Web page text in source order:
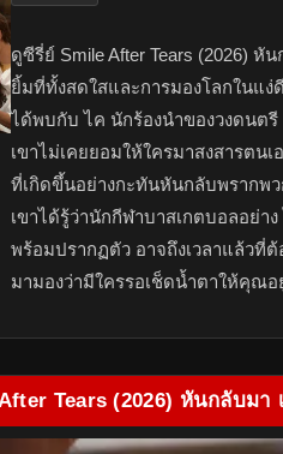
ดูซีรี่ย์ Smile After Tears (2026)
ยิ้มที่ทั้งสดใสและการมองโลกในแง่
ได้พบกับ ไค นักร้องนำของวงดนต
เขาไม่เคยยอมให้ใครมาสงสารตน
ที่เกิดขึ้นอย่างกะทันหันกลับพรากพ
เขาได้รู้ว่านักกีฬาบาสเกตบอลอย่า
พร้อมปรากฏตัว อาจถึงเวลาแล้วที่
มามองว่ามีใครรอเช็ดน้ำตาให้คุณอ
Tears (2026) หันกลับมา